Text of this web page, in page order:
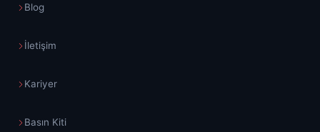
Blog
İletişim
Kariyer
Basın Kiti